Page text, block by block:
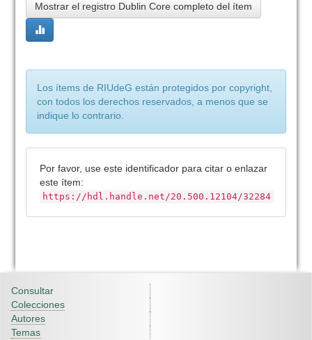
Mostrar el registro Dublin Core completo del ítem
Los ítems de RIUdeG están protegidos por copyright,
con todos los derechos reservados, a menos que se
indique lo contrario.
Por favor, use este identificador para citar o enlazar
este ítem:
https://hdl.handle.net/20.500.12104/32284
Consultar
Colecciones
Autores
Temas